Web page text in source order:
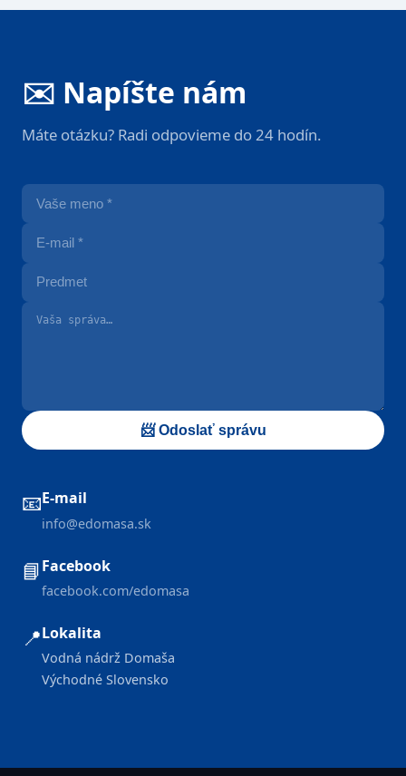
✉️ Napíšte nám
Máte otázku? Radi odpovieme do 24 hodín.
📨 Odoslať správu
📧E-mail
info@edomasa.sk
📘Facebook
facebook.com/edomasa
📍Lokalita
Vodná nádrž Domaša
Východné Slovensko